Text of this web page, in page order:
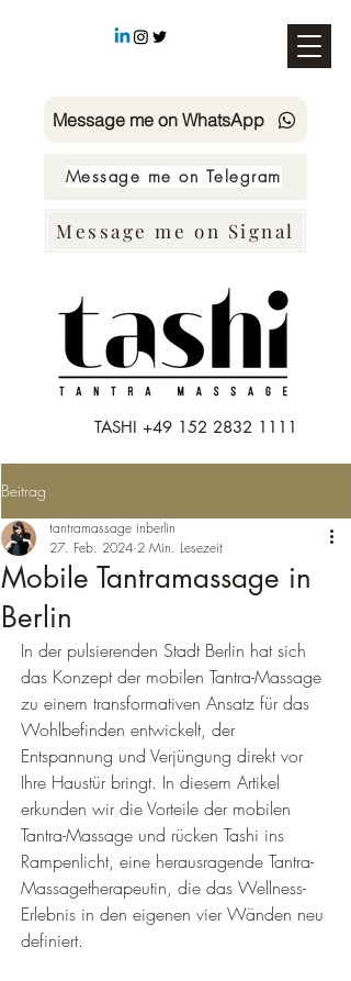
Message me on WhatsApp
Message me on Telegram
Message me on Signal
TASHI +49 152 2832 1111
Beitrag
Mobile Tantramassage in
Berlin
tantramassage inberlin
27. Feb. 2024 2 Min. Lesezeit
In der pulsierenden Stadt Berlin hat sich
das Konzept der mobilen Tantra-Massage
zu einem transformativen Ansatz für das
Wohlbefinden entwickelt, der
Entspannung und Verjüngung direkt vor
Ihre Haustür bringt. In diesem Artikel
erkunden wir die Vorteile der mobilen
Tantra-Massage und rücken Tashi ins
Rampenlicht, eine herausragende Tantra-
Massagetherapeutin, die das Wellness-
Erlebnis in den eigenen vier Wänden neu
definiert.